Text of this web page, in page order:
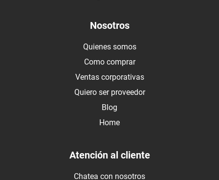
Nosotros
Quienes somos
Como comprar
Ventas corporativas
Quiero ser proveedor
Blog
Home
Atención al cliente
Chatea con nosotros